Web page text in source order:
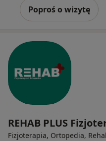
Poproś o wizytę
REHAB PLUS
Fizjoterapia, Ortopedia,